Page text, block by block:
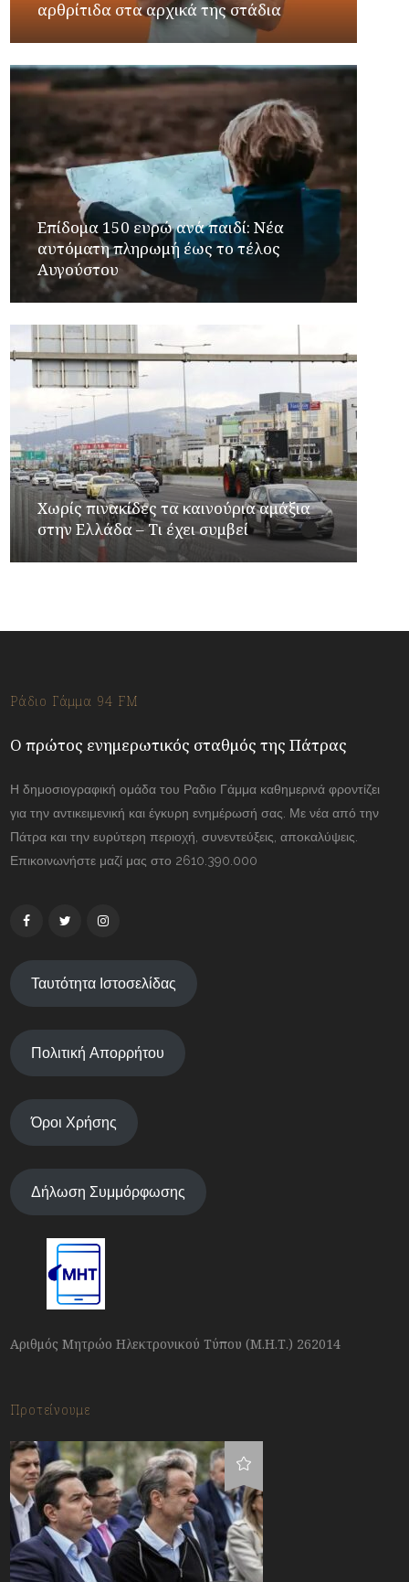
αρθρίτιδα στα αρχικά της στάδια
Επίδομα 150 ευρώ ανά παιδί: Νέα
αυτόματη πληρωμή έως το τέλος
Αυγούστου
Χωρίς πινακίδες τα καινούρια αμάξια
στην Ελλάδα – Τι έχει συμβεί
Ράδιο Γάμμα 94 FM
Ο πρώτος ενημερωτικός σταθμός της Πάτρας
Η δημοσιογραφική ομάδα του Ραδιο Γάμμα καθημερινά φροντίζει
για την αντικειμενική και έγκυρη ενημέρωσή σας. Με νέα από την
Πάτρα και την ευρύτερη περιοχή, συνεντεύξεις, αποκαλύψεις.
Επικοινωνήστε μαζί μας στο 2610.390.000
Ταυτότητα Ιστοσελίδας
Πολιτική Απορρήτου
Όροι Χρήσης
Δήλωση Συμμόρφωσης
Αριθμός Μητρώο Ηλεκτρονικού Τύπου (Μ.Η.Τ.) 262014
Προτείνουμε